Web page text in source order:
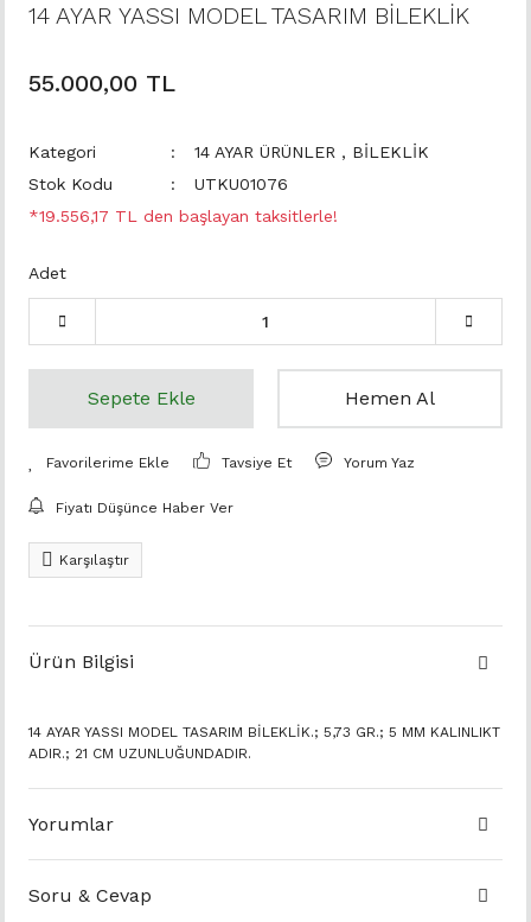
14 AYAR YASSI MODEL TASARIM BİLEKLİK
55.000,00 TL
Kategori 14 AYAR ÜRÜNLER , BİLEKLİK
Stok Kodu
UTKU01076
*19.556,17 TL den başlayan taksitlerle!
Adet
Sepete Ekle Hemen Al
Tavsiye Et Yorum Yaz
Fiyatı Düşünce Haber Ver
Karşılaştır
Ürün Bilgisi
14 AYAR YASSI MODEL TASARIM BİLEKLİK.; 5,73 GR.; 5 MM KALINLIKT
ADIR.; 21 CM UZUNLUĞUNDADIR.
Yorumlar
Soru & Cevap